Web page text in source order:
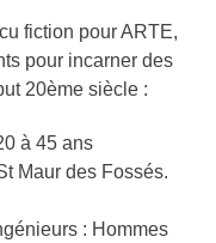
fiction pour ARTE,
pour incarner des
20ème siècle :
à 45 ans
Maur des Fossés.
: Hommes